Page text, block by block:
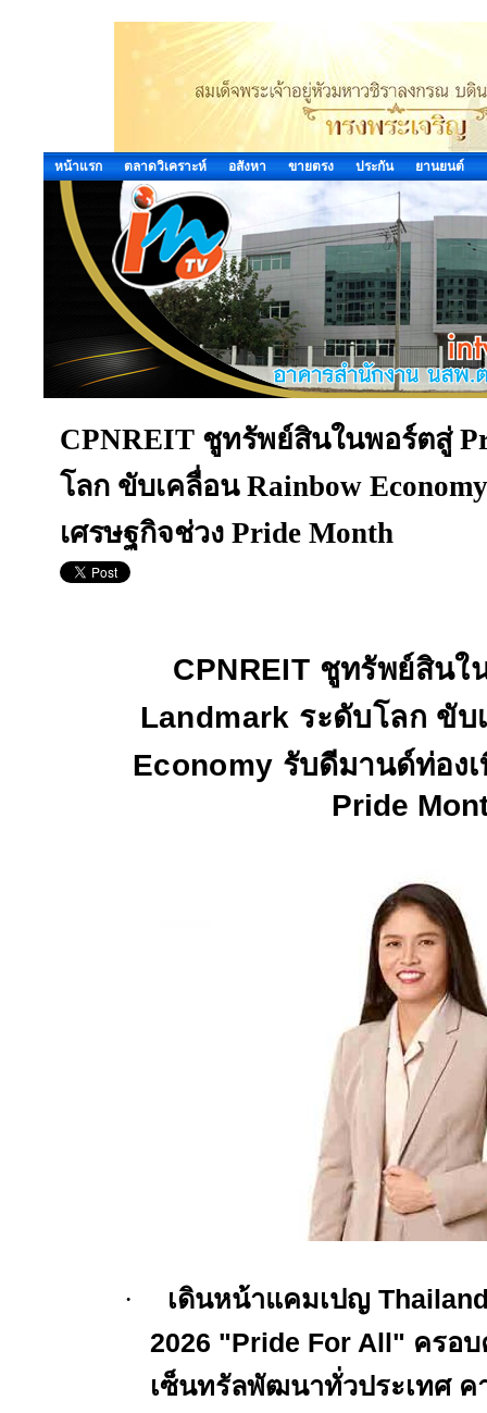
หน้าแรก ตลาดวิเคราะห์ อสังหา ขายตรง ประกัน ยานยนต์
CPNREIT ชูทรัพย์สินในพอร์ตสู่
โลก ขับเคลื่อน Rainbow
เศรษฐกิจช่วง Pride Month
CPNREIT ชูทรัพย์สินใ
Landmark ระดับโลก ขั
Economy รับดีมานด์ท่อง
Pride
· เดินหน้าแคมเปญ
2026 "Pride For All" ครอ
เซ็นทรัลพัฒนาทั่วประเทศ ค